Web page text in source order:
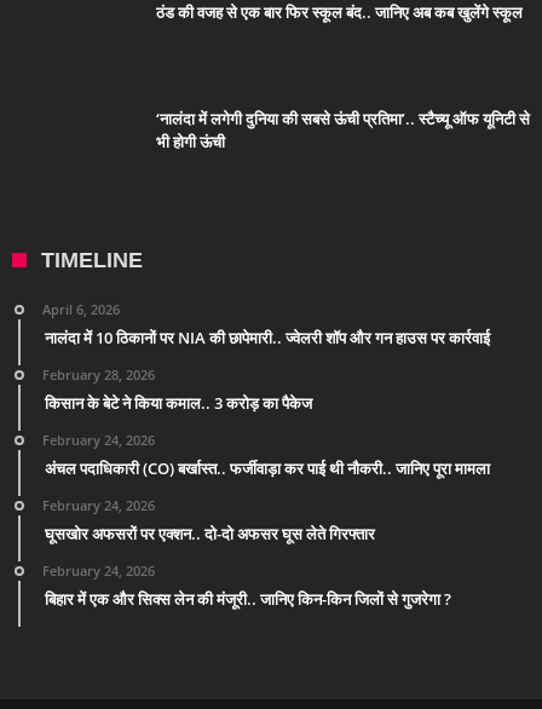
ठंड की वजह से एक बार फिर स्कूल बंद.. जानिए अब कब खुलेंगे स्कूल
‘नालंदा में लगेगी दुनिया की सबसे ऊंची प्रतिमा’.. स्टैच्यू ऑफ यूनिटी से
भी होगी ऊंची
TIMELINE
April 6, 2026
नालंदा में 10 ठिकानों पर NIA की छापेमारी.. ज्वेलरी शॉप और गन हाउस पर कार्रवाई
February 28, 2026
किसान के बेटे ने किया कमाल.. 3 करोड़ का पैकेज
February 24, 2026
अंचल पदाधिकारी (CO) बर्खास्त.. फर्जीवाड़ा कर पाई थी नौकरी.. जानिए पूरा मामला
February 24, 2026
घूसखोर अफसरों पर एक्शन.. दो-दो अफसर घूस लेते गिरफ्तार
February 24, 2026
बिहार में एक और सिक्स लेन की मंजूरी.. जानिए किन-किन जिलों से गुजरेगा ?